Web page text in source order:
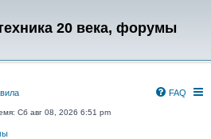
20 века, форумы
FAQ
Сб авг 08, 2026 6:51 pm